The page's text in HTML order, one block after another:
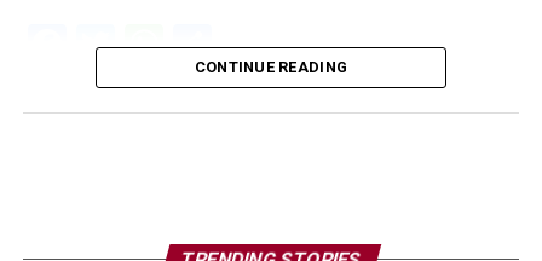
Facebook
Twitter
WhatsApp
Share
CONTINUE READING